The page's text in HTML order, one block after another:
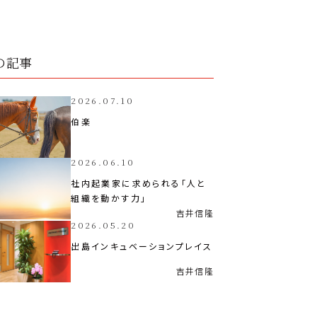
記事
2026.07.10
伯楽
2026.06.10
社内起業家に求められる「人と
組織を動かす力」
吉井信隆
2026.05.20
出島インキュベーションプレイス
吉井信隆